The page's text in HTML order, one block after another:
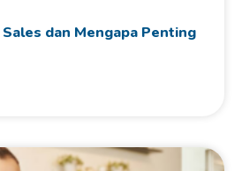
dan Mengapa Penting